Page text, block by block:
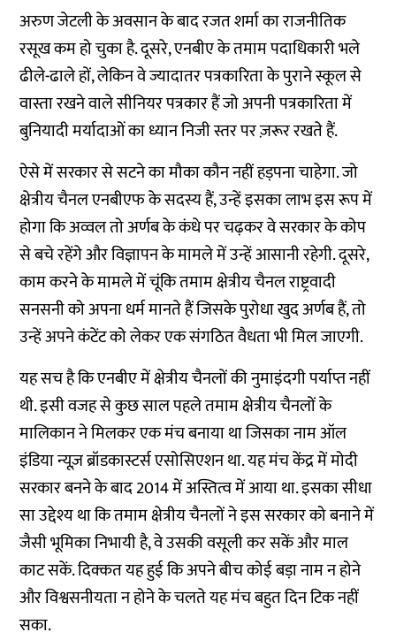
अरुण जेटली के अवसान के बाद रजत शर्मा का राजनीतिक
रसूख कम हो चुका है. दूसरे, एनबीए के तमाम पदाधिकारी भले
ढीले-ढाले हों, लेकिन वे ज्यादातर पत्रकारिता के पुराने स्कूल से
वास्ता रखने वाले सीनियर पत्रकार हैं जो अपनी पत्रकारिता में
बुनियादी मर्यादाओं का ध्यान निजी स्तर पर ज़रूर रखते हैं.
ऐसे में सरकार से सटने का मौका कौन नहीं हड़पना चाहेगा. जो
क्षेत्रीय चैनल एनबीएफ के सदस्य हैं, उन्हें इसका लाभ इस रूप में
होगा कि अव्वल तो अर्णब के कंधे पर चढ़कर वे सरकार के कोप
से बचे रहेंगे और विज्ञापन के मामले में उन्हें आसानी रहेगी. दूसरे,
काम करने के मामले में चूंकि तमाम क्षेत्रीय चैनल राष्ट्रवादी
सनसनी को अपना धर्म मानते हैं जिसके पुरोधा खुद अर्णब हैं, तो
उन्हें अपने कंटेंट को लेकर एक संगठित वैधता भी मिल जाएगी.
यह सच है कि एनबीए में क्षेत्रीय चैनलों की नुमाइंदगी पर्याप्त नहीं
थी. इसी वजह से कुछ साल पहले तमाम क्षेत्रीय चैनलों के
मालिकान ने मिलकर एक मंच बनाया था जिसका नाम ऑल
इंडिया न्यूज़ ब्रॉडकास्टर्स एसोसिएशन था. यह मंच केंद्र में मोदी
सरकार बनने के बाद 2014 में अस्तित्व में आया था. इसका सीधा
सा उद्देश्य था कि तमाम क्षेत्रीय चैनलों ने इस सरकार को बनाने में
जैसी भूमिका निभायी है, वे उसकी वसूली कर सकें और माल
काट सकें. दिक्कत यह हुई कि अपने बीच कोई बड़ा नाम न होने
और विश्वसनीयता न होने के चलते यह मंच बहुत दिन टिक नहीं
सका.